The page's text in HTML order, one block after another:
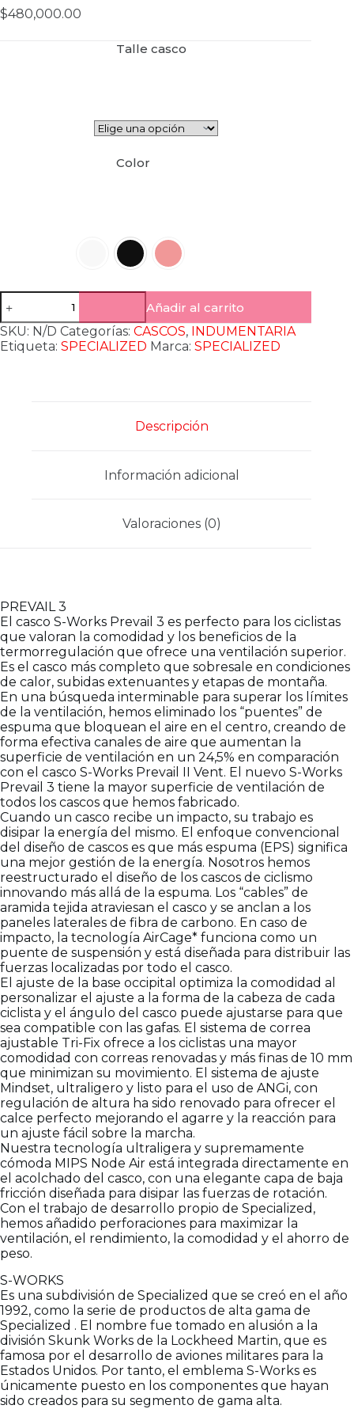
$480,000.00
Talle casco
Color
Works
Prevail
3
Añadir al carrito
SKU: N/D Categorías: CASCOS,
INDUMENTARIA
Etiqueta: SPECIALIZED Marca: SPECIALIZED
Descripción
Información adicional
Valoraciones (0)
PREVAIL 3
El casco S-Works Prevail 3 es perfecto para los ciclistas
que valoran la comodidad y los beneficios de la
termorregulación que ofrece una ventilación superior.
Es el casco más completo que sobresale en condiciones
de calor, subidas extenuantes y etapas de montaña.
En una búsqueda interminable para superar los límites
de la ventilación, hemos eliminado los “puentes” de
espuma que bloquean el aire en el centro, creando de
forma efectiva canales de aire que aumentan la
superficie de ventilación en un 24,5% en comparación
con el casco S-Works Prevail II Vent. El nuevo S-Works
Prevail 3 tiene la mayor superficie de ventilación de
todos los cascos que hemos fabricado.
Cuando un casco recibe un impacto, su trabajo es
disipar la energía del mismo. El enfoque convencional
del diseño de cascos es que más espuma (EPS) significa
una mejor gestión de la energía. Nosotros hemos
reestructurado el diseño de los cascos de ciclismo
innovando más allá de la espuma. Los “cables” de
aramida tejida atraviesan el casco y se anclan a los
paneles laterales de fibra de carbono. En caso de
impacto, la tecnología AirCage* funciona como un
puente de suspensión y está diseñada para distribuir las
fuerzas localizadas por todo el casco.
El ajuste de la base occipital optimiza la comodidad al
personalizar el ajuste a la forma de la cabeza de cada
ciclista y el ángulo del casco puede ajustarse para que
sea compatible con las gafas. El sistema de correa
ajustable Tri-Fix ofrece a los ciclistas una mayor
comodidad con correas renovadas y más finas de 10 mm
que minimizan su movimiento. El sistema de ajuste
Mindset, ultraligero y listo para el uso de ANGi, con
regulación de altura ha sido renovado para ofrecer el
calce perfecto mejorando el agarre y la reacción para
un ajuste fácil sobre la marcha.
Nuestra tecnología ultraligera y supremamente
cómoda MIPS Node Air está integrada directamente en
el acolchado del casco, con una elegante capa de baja
fricción diseñada para disipar las fuerzas de rotación.
Con el trabajo de desarrollo propio de Specialized,
hemos añadido perforaciones para maximizar la
ventilación, el rendimiento, la comodidad y el ahorro de
peso.
S-WORKS
Es una subdivisión de Specialized que se creó en el año
1992, como la serie de productos de alta gama de
Specialized . El nombre fue tomado en alusión a la
división Skunk Works de la Lockheed Martin, que es
famosa por el desarrollo de aviones militares para la
Estados Unidos. Por tanto, el emblema S-Works es
únicamente puesto en los componentes que hayan
sido creados para su segmento de gama alta.